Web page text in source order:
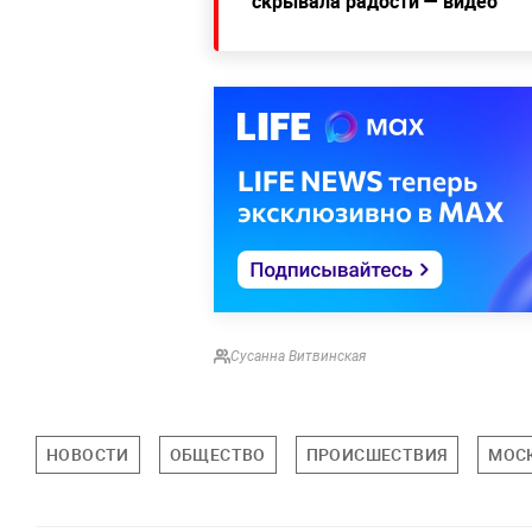
Сусанна Витвинская
НОВОСТИ ОБЩЕСТВО ПРОИСШЕСТВИЯ